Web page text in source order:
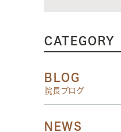
CATEGORY
BLOG
院長ブログ
NEWS